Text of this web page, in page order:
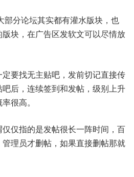
部分论坛其实都有灌水版块，也
块，在广告区发软文可以尽情放
要找无主贴吧，发前切记直接传
后，连续签到和发帖，级别上升
很高。
仅指的是发帖很长一阵时间，百
理员才删帖，如果直接删帖那就